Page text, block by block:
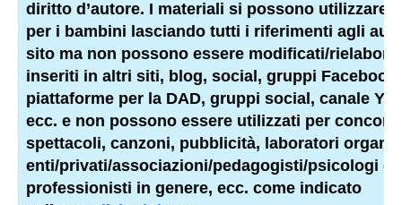
diritto d’autore. I materiali si possono utilizzare
per i bambini lasciando tutti i riferimenti agli
sito ma non possono essere modificati/
inseriti in altri siti, blog, social, gruppi Facebook,
piattaforme per la DAD, gruppi social, canale
ecc. e non possono essere utilizzati per
spettacoli, canzoni, pubblicità, laboratori
enti/privati/associazioni/pedagogisti/psicologi o
professionisti in genere, ecc. come indicato